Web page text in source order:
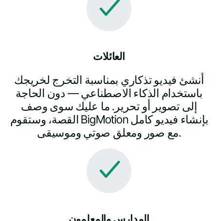
العائلات
أنشئ فيديو تذكاري بمناسبة التخرج لخريجك
باستخدام الذكاء الاصطناعي — دون الحاجة
إلى تصوير أو تحرير. ما عليك سوى وصف
القصة، وستقوم BigMotion بإنشاء فيديو كامل
مع صور ومعلق صوتي وموسيقى.